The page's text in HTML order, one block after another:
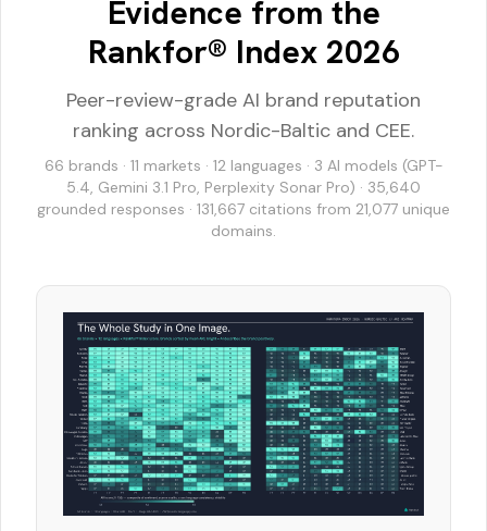
Evidence from the
Rankfor® Index 2026
Peer-review-grade AI brand reputation
ranking across Nordic-Baltic and CEE.
66 brands · 11 markets · 12 languages · 3 AI models (GPT-
5.4, Gemini 3.1 Pro, Perplexity Sonar Pro) · 35,640
grounded responses · 131,667 citations from 21,077 unique
domains.